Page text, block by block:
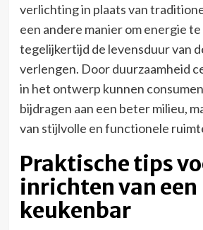
verlichting in plaats van
een andere manier om energie
tegelijkertijd de levensduur van
verlengen. Door duurzaamheid
in het ontwerp kunnen
bijdragen aan een beter milieu,
van stijlvolle en functionele
Praktische tips
inrichten van een
keukenbar